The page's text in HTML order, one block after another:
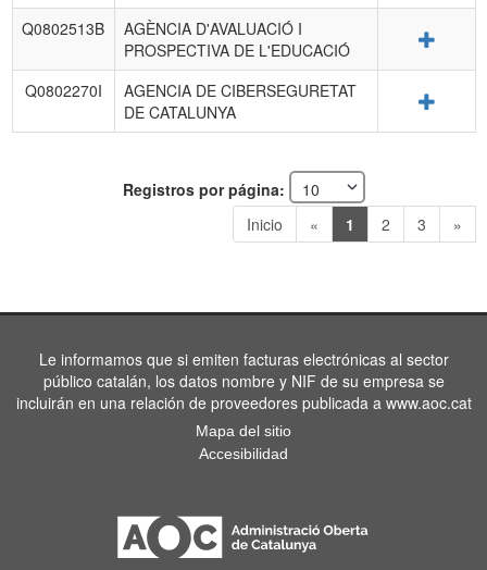
Q0802513B
AGÈNCIA D'AVALUACIÓ I
PROSPECTIVA DE L'EDUCACIÓ
Q0802270I
AGENCIA DE CIBERSEGURETAT
DE CATALUNYA
Registros por página:
Inicio
« 1 2 3 »
Le informamos que si emiten facturas electrónicas al sector
público catalán, los datos nombre y NIF de su empresa se
incluirán en una relación de proveedores publicada a www.aoc.cat
Mapa del sitio
Accesibilidad